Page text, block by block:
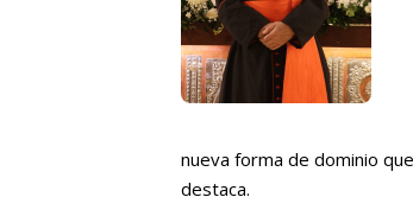
nueva forma de dominio
destaca.